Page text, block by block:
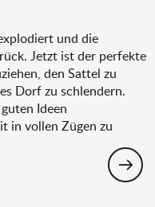
und die
Jetzt ist der perfekte
den Sattel zu
Dorf zu schlendern.
Ideen
in vollen Zügen zu
den Frühling